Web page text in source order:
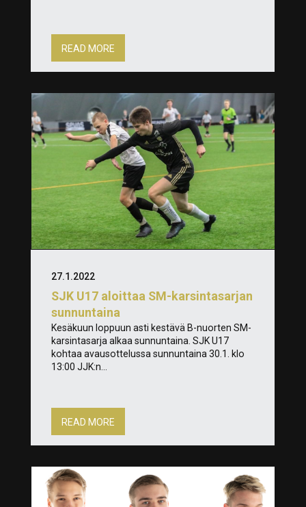
READ MORE
SJK U17 aloittaa SM-karsintasarjan
sunnuntaina
27.1.2022
Kesäkuun loppuun asti kestävä B-nuorten SM-
karsintasarja alkaa sunnuntaina. SJK U17
kohtaa avausottelussa sunnuntaina 30.1. klo
13:00 JJK:n...
READ MORE